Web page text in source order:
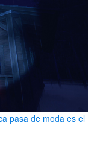
pasa de moda es el